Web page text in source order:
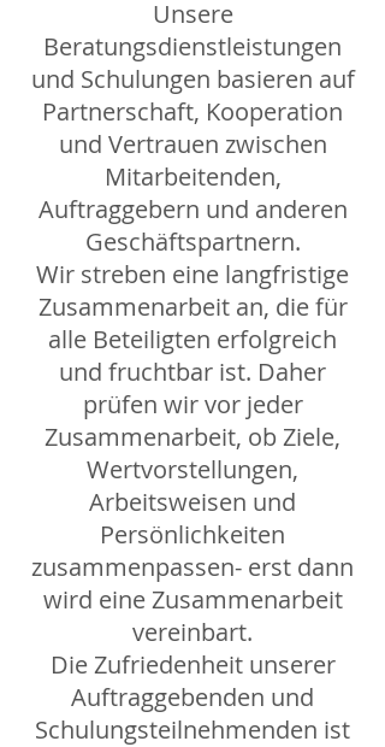
Unsere
Beratungsdienstleistungen
und Schulungen basieren auf
Partnerschaft, Kooperation
und Vertrauen zwischen
Mitarbeitenden,
Auftraggebern und anderen
Geschäftspartnern.
Wir streben eine langfristige
Zusammenarbeit an, die für
alle Beteiligten erfolgreich
und fruchtbar ist. Daher
prüfen wir vor jeder
Zusammenarbeit, ob Ziele,
Wertvorstellungen,
Arbeitsweisen und
Persönlichkeiten
zusammenpassen- erst dann
wird eine Zusammenarbeit
vereinbart.
Die Zufriedenheit unserer
Auftraggebenden und
Schulungsteilnehmenden ist